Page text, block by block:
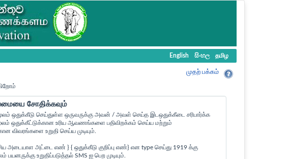
English සිංහල தமிழ
முதற் பக்கம்
சோதிக்கவும்
ஒதுக்கீடு செய்துள்ள ஒருவருக்கு அவன் / அவள் செய்த இடஒதுக்கீடை சரிபார்க்க
ஒதுக்கீட்டுக்கான உரிய ஆவணங்களை பதிவிறக்கம் செய்ய மற்றும்
விவரங்களை உறுதி செய்ய முடியும்.
அடையாள அட்டை எண் } { ஒதுக்கீடு குறிப்பு எண்} என type செய்து 1919 க்கு
பயனருக்கு உறுதிப்படுத்தல் SMS ஐ பெற முடியும்.